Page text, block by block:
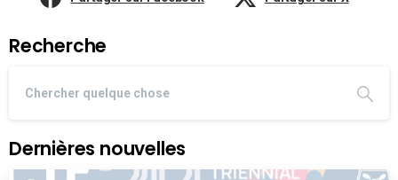
Recherche
Dernières nouvelles